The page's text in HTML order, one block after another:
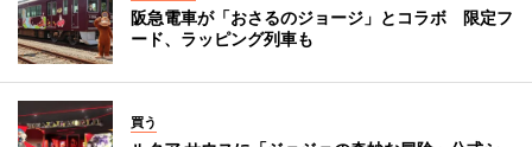
阪急電車が「おさるのジョージ」とコラボ 限定フ
ード、ラッピング列車も
買う